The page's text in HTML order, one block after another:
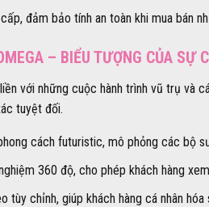
đảm bảo tính an toàn khi mua bán
– BIỂU TƯỢNG CỦA SỰ
với những cuộc hành trình vũ trụ
tuyệt đối.
cách futuristic, mô phỏng các bộ
360 độ, cho phép khách hàng
tùy chỉnh, giúp khách hàng cá nhân